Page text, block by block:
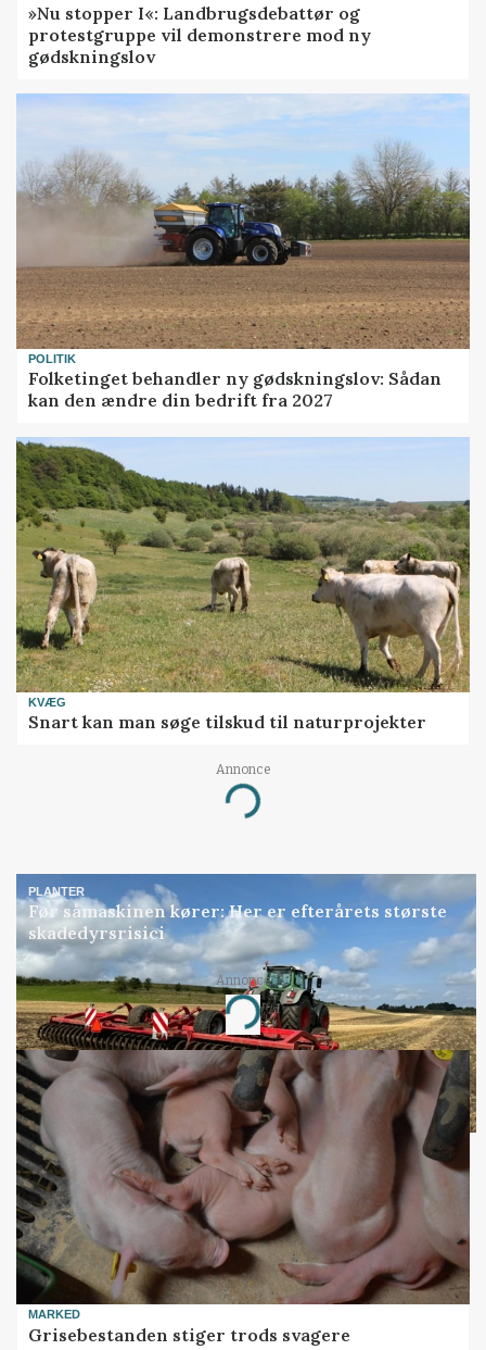
»Nu stopper I«: Landbrugsdebattør og
protestgruppe vil demonstrere mod ny
gødskningslov
POLITIK
Folketinget behandler ny gødskningslov: Sådan
kan den ændre din bedrift fra 2027
KVÆG
Snart kan man søge tilskud til naturprojekter
Annonce
Loading...
PLANTER
Før såmaskinen kører: Her er efterårets største
skadedyrsrisici
Annonce
Loading...
MARKED
Grisebestanden stiger trods svagere